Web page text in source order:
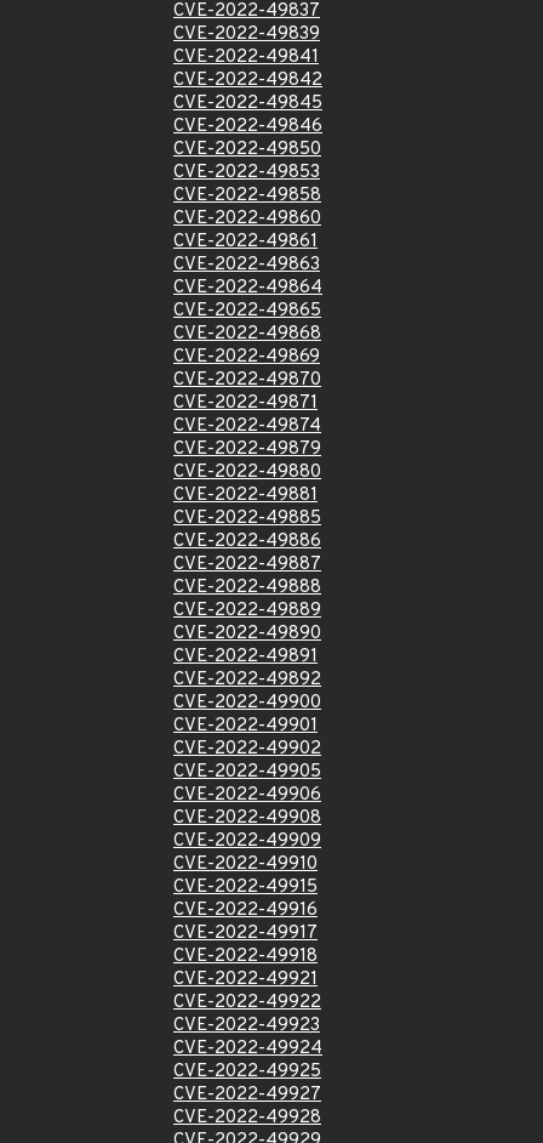
CVE-2022-49837
CVE-2022-49839
CVE-2022-49841
CVE-2022-49842
CVE-2022-49845
CVE-2022-49846
CVE-2022-49850
CVE-2022-49853
CVE-2022-49858
CVE-2022-49860
CVE-2022-49861
CVE-2022-49863
CVE-2022-49864
CVE-2022-49865
CVE-2022-49868
CVE-2022-49869
CVE-2022-49870
CVE-2022-49871
CVE-2022-49874
CVE-2022-49879
CVE-2022-49880
CVE-2022-49881
CVE-2022-49885
CVE-2022-49886
CVE-2022-49887
CVE-2022-49888
CVE-2022-49889
CVE-2022-49890
CVE-2022-49891
CVE-2022-49892
CVE-2022-49900
CVE-2022-49901
CVE-2022-49902
CVE-2022-49905
CVE-2022-49906
CVE-2022-49908
CVE-2022-49909
CVE-2022-49910
CVE-2022-49915
CVE-2022-49916
CVE-2022-49917
CVE-2022-49918
CVE-2022-49921
CVE-2022-49922
CVE-2022-49923
CVE-2022-49924
CVE-2022-49925
CVE-2022-49927
CVE-2022-49928